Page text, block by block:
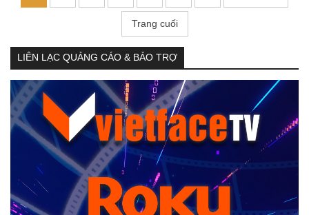
Trang cuối
LIÊN LẠC QUẢNG CÁO & BẢO TRỢ